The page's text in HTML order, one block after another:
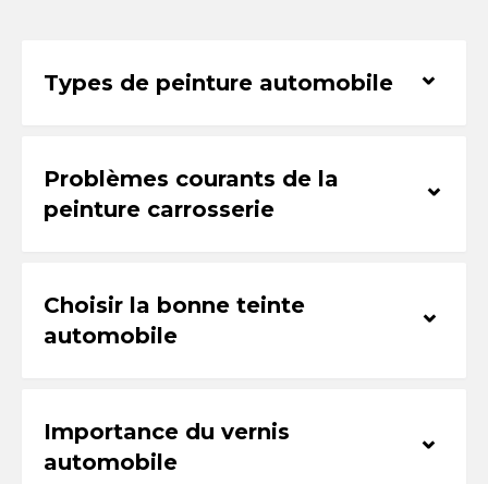
Types de peinture automobile ⌃
Problèmes courants de la
peinture carrosserie
⌃
Choisir la bonne teinte
automobile
⌃
Importance du vernis
automobile
⌃